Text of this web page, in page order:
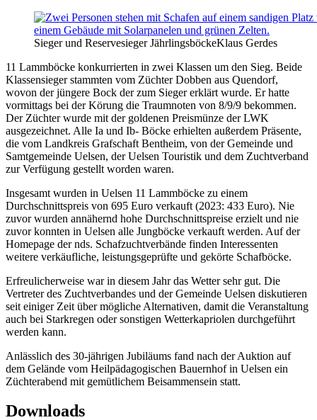
Sieger und Reservesieger JährlingsböckeKlaus Gerdes
11 Lammböcke konkurrierten in zwei Klassen um den Sieg. Beide
Klassensieger stammten vom Züchter Dobben aus Quendorf,
wovon der jüngere Bock der zum Sieger erklärt wurde. Er hatte
vormittags bei der Körung die Traumnoten von 8/9/9 bekommen.
Der Züchter wurde mit der goldenen Preismünze der LWK
ausgezeichnet. Alle Ia und Ib- Böcke erhielten außerdem Präsente,
die vom Landkreis Grafschaft Bentheim, von der Gemeinde und
Samtgemeinde Uelsen, der Uelsen Touristik und dem Zuchtverband
zur Verfügung gestellt worden waren.
Insgesamt wurden in Uelsen 11 Lammböcke zu einem
Durchschnittspreis von 695 Euro verkauft (2023: 433 Euro). Nie
zuvor wurden annähernd hohe Durchschnittspreise erzielt und nie
zuvor konnten in Uelsen alle Jungböcke verkauft werden. Auf der
Homepage der nds. Schafzuchtverbände finden Interessenten
weitere verkäufliche, leistungsgeprüfte und gekörte Schafböcke.
Erfreulicherweise war in diesem Jahr das Wetter sehr gut. Die
Vertreter des Zuchtverbandes und der Gemeinde Uelsen diskutieren
seit einiger Zeit über mögliche Alternativen, damit die Veranstaltung
auch bei Starkregen oder sonstigen Wetterkapriolen durchgeführt
werden kann.
Anlässlich des 30-jährigen Jubiläums fand nach der Auktion auf
dem Gelände vom Heilpädagogischen Bauernhof in Uelsen ein
Züchterabend mit gemütlichem Beisammensein statt.
Downloads